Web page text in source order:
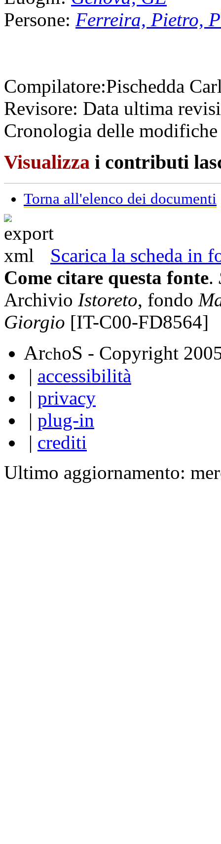
Persone: Ferreira, Pietro,
Compilatore:Pischedda
Revisore: Data ultima
Cronologia delle
Visualizza i contributi
Torna all'elenco dei documenti
Scarica la scheda in
Come citare questa fonte.
Archivio Istoreto, fondo
Giorgio [IT-C00-FD8564]
ArchoS - Copyright
| accessibilità
| privacy
| plug-in
| crediti
Ultimo aggiornamento: